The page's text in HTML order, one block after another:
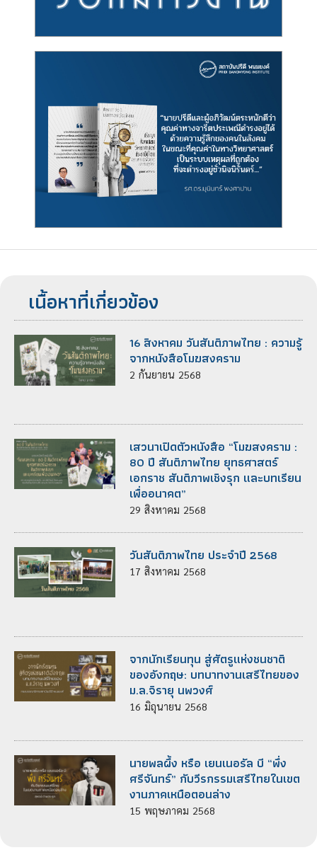
เนื้อหาที่เกี่ยวข้อง
16 สิงหาคม วันสันติภาพไทย : ความรู้
จากหนังสือโมฆสงคราม
2 กันยายน 2568
เสวนาเปิดตัวหนังสือ “โมฆสงคราม :
80 ปี สันติภาพไทย ยุทธศาสตร์
เอกราช สันติภาพเชิงรุก และบทเรียน
เพื่ออนาคต”
29 สิงหาคม 2568
วันสันติภาพไทย ประจำปี 2568
17 สิงหาคม 2568
จากนักเรียนทุน สู่ศัตรูแห่งชนชาติ
ของอังกฤษ: บทบาทงานเสรีไทยของ
ม.ล.จิรายุ นพวงศ์
16 มิถุนายน 2568
นายพลผึ้ง หรือ เยนเนอรัล บี “พึ่ง
ศรีจันทร์” กับวีรกรรมเสรีไทยในเขต
งานภาคเหนือตอนล่าง
15 พฤษภาคม 2568